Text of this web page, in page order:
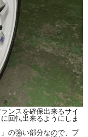
ンスを確保出来るサイ
回転出来るようにしま
の強い部分なので、プ